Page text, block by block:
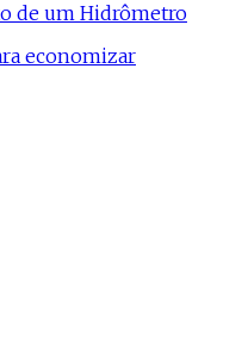
de um Hidrômetro
economizar